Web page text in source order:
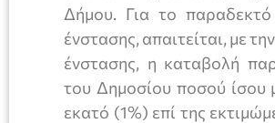
Δήμου. Για το
ένστασης, απαιτείται, με
ένστασης, η καταβολή
του Δημοσίου ποσού ίσου
εκατό (1%) επί της